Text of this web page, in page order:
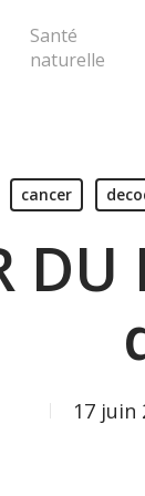
ou Echap
Santé
naturelle
cancer
17 juin